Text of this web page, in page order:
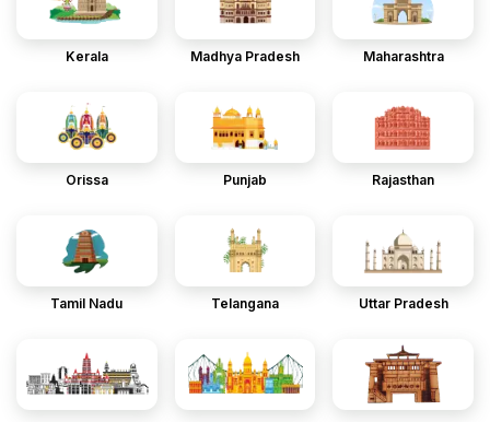
Kerala Madhya Pradesh Maharashtra
Orissa Punjab Rajasthan
Tamil Nadu Telangana Uttar Pradesh